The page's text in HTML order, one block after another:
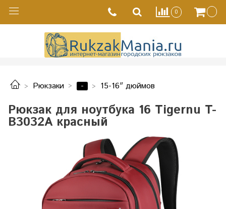
0
Рюкзаки - 15-16″ дюймов
Рюкзак для ноутбука 16 Tigernu T-
B3032A красный